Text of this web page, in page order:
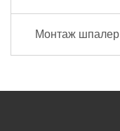
Монтаж шпалер